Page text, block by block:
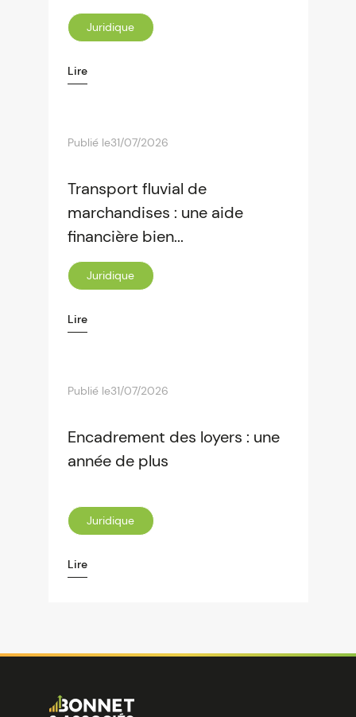
Juridique
Lire
Publié le31/07/2026
Transport fluvial de
marchandises : une aide
financière bien...
Juridique
Lire
Publié le31/07/2026
Encadrement des loyers : une
année de plus
Juridique
Lire
Image